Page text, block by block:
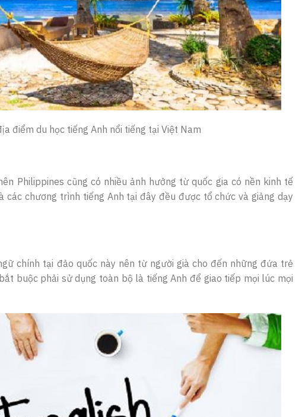
điểm du học tiếng Anh nổi tiếng tại Việt Nam
Philippines cũng có nhiều ảnh hưởng từ quốc gia có nền kinh tế
các chương trình tiếng Anh tại đây đều được tổ chức và giảng dạy
chính tại đảo quốc này nên từ người già cho đến những đứa trẻ
buộc phải sử dụng toàn bộ là tiếng Anh để giao tiếp mọi lúc mọi